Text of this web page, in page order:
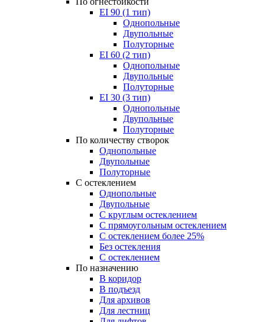
EI 90 (1 тип)
Однопольные
Двупольные
Полуторные
EI 60 (2 тип)
Однопольные
Двупольные
Полуторные
EI 30 (3 тип)
Однопольные
Двупольные
Полуторные
По количеству створок
Однопольные
Двупольные
Полуторные
С остеклением
Однопольные
Двупольные
С круглым остеклением
С прямоугольным остеклением
С остеклением более 25%
Без остекления
С остеклением
По назначению
В коридор
В подъезд
Для архивов
Для лестниц